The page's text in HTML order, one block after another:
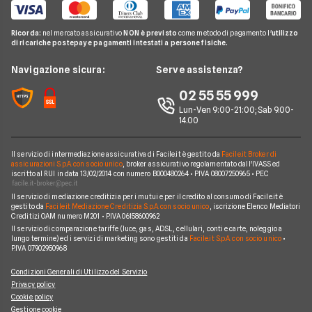
Pay TV
Noleggio Lungo Termine
News
Chi siamo
Perché scegliere Facile.it
Mappa del sito
Internet senza linea fissa
Offerte Internet Illimitato
Linkem
Tiscali
Wind Tre
Aruba
Eolo
Operatori Internet Casa
Internet Speed Test
Argomenti in evidenza internet casa
Notizie internet casa
Domande frequenti internet casa
Ricorda: nel mercato assicurativoNON è previsto come metodo di pagamento l'utilizzo
di ricariche postepay e pagamenti intestati a persone fisiche.
Navigazione sicura: Serve assistenza?
02 55 55 999
Lun-Ven 9:00-21:00; Sab 9.00-
14.00
Il servizio di intermediazione assicurativa di Facile.it è gestito da Facile.it Broker di
assicurazioni S.p.A. con socio unico, broker assicurativo regolamentato dall'IVASS ed
iscritto al RUI in data 13/02/2014 con numero B000480264 • P.IVA 08007250965 • PEC
Il servizio di mediazione creditizia per i mutui e per il credito al consumo di Facile.it è
gestito da Facile.it Mediazione Creditizia S.p.A. con socio unico, iscrizione Elenco Mediatori
Creditizi OAM numero M201 • P.IVA 06158600962
Il servizio di comparazione tariffe (luce, gas, ADSL, cellulari, conti e carte, noleggio a
lungo termine) ed i servizi di marketing sono gestiti da Facile.it S.p.A. con socio unico•
P.IVA 07902950968
Condizioni Generali di Utilizzo del Servizio
Privacy policy
Cookie policy
Gestione cookie